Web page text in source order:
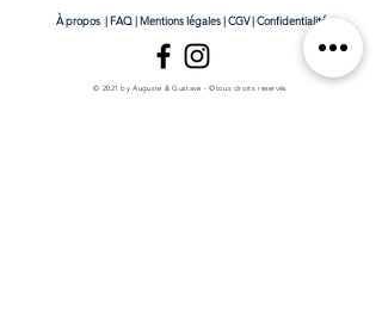
À propos| FAQ|Mentions légales|CGV|Confidentialité
© 2021 by Auguste & Gustave - ©tous droits réservés